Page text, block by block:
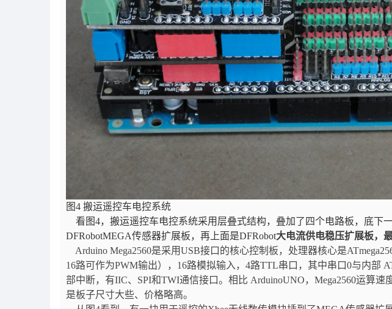
图4 搬运遥控车电控系统
看图4，搬运遥控车电控系统采用层叠式结构，叠加了四个电路板，底下
DFRobotMEGA传感器扩展板，再上面是DFRobot大电流供电稳压扩展板，
Arduino Mega2560是采用USB接口的核心控制板，处理器核心是
16路可作为PWM输出），16路模拟输入，4路TTL串口，其中串口0与内部
部中断，有IIC、SPI和TWI通信接口。相比 ArduinoUNO，Mega2560运算
是板子尺寸大些、价格略高。